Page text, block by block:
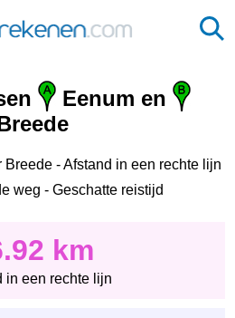
Eenum en
- Afstand in een rechte lijn
weg - Geschatte reistijd
km
in een rechte lijn